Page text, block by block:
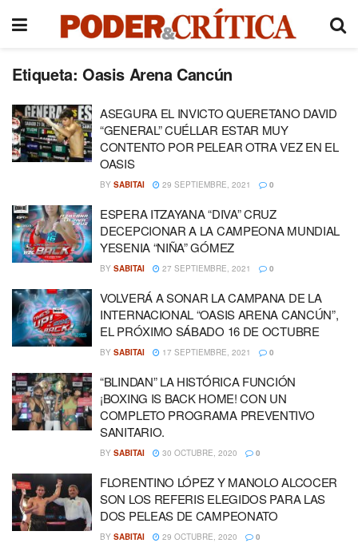
Etiqueta: Oasis Arena Cancún
ASEGURA EL INVICTO QUERETANO DAVID
“GENERAL” CUÉLLAR ESTAR MUY
CONTENTO POR PELEAR OTRA VEZ EN EL
OASIS
BY SABITAI 29 SEPTIEMBRE, 2021 0
ESPERA ITZAYANA “DIVA” CRUZ
DECEPCIONAR A LA CAMPEONA MUNDIAL
YESENIA “NIÑA” GÓMEZ
BY SABITAI 27 SEPTIEMBRE, 2021 0
VOLVERÁ A SONAR LA CAMPANA DE LA
INTERNACIONAL “OASIS ARENA CANCÚN”,
EL PRÓXIMO SÁBADO 16 DE OCTUBRE
BY SABITAI 17 SEPTIEMBRE, 2021 0
“BLINDAN” LA HISTÓRICA FUNCIÓN
¡BOXING IS BACK HOME! CON UN
COMPLETO PROGRAMA PREVENTIVO
SANITARIO.
BY SABITAI 30 OCTUBRE, 2020 0
FLORENTINO LÓPEZ Y MANOLO ALCOCER
SON LOS REFERIS ELEGIDOS PARA LAS
DOS PELEAS DE CAMPEONATO
BY SABITAI 29 OCTUBRE, 2020 0